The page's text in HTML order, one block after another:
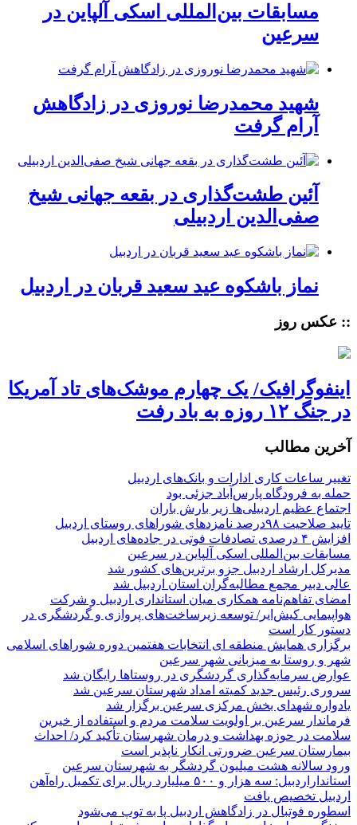
مسابقات بین‌المللی اسکی آلپاین در
سرعین
شهید محمدرضا نوروزی در زادگاهش
آرام گرفت
آئین طشت‌گذاری در بقعه جهانی شیخ
صفی‌الدین اردبیلی
نماز باشکوه عید سعید قربان در اردبیل
:: عکس روز
اینفوگرافیک/ یک چهارم موشک‌های تاد آمریکا
در جنگ ۱۲ روزه به باد رفت
آخرین مطالب
تغییر ساعات کاری ادارات و بانک‌های اردبیل
حمله به فرودگاه پارس‌‌آباد جزئی بود
اجتماع عظیم اردبیلی‌ها زیر بارش باران
تایید صلاحیت ۹۸درصد نامزدهای شوراهای روستای اردبیل
افزایش ۴ درصدی تصادفات فوتی در جاده‌های اردبیل
مسابقات بین‌المللی اسکی آلپاین در سرعین
مدیرکل ارشاد اردبیل جزو برترین‌های کشور شد
عالی دبیر مجمع مطالبه‌گران استان اردبیل شد
امضای تفاهم‌نامه همکاری میان استانداری اردبیل و شرکت
هواپیمایی کیش‌ایر/ توسعه زیرساخت‌های پروازی و گردشگری در
دستور کار است
برگزاری همایش منطقه ای انتخابات هفتمین دوره شوراهای اسلامی
شهر و روستا به میزبانی شهر سرعین
عوارض سرمایه‌گذاری گردشگری در روستاها رایگان شد
سروری رئیس جدید کمیته امداد شهرستان سرعین شد
یادواره شهدای بخش مرکزی سرعین برگزار شد
فرماندار سرعین بر اولویت سلامت مردم و استفاده از خیرین
سلامت در حوزه بهداشت و درمان شهرستان تأکید کرد/ احداث
بیمارستان سرعین ضرورتی انکار ناپذیر است
ورود سالانه هشت میلیون گردشگر به شهرستان سرعین
استانداراردبیل: سه هزار و ۵۰۰ میلیارد ریال برای تکمیل راه‌آهن
اردبیل تخصیص یافت
اسطوره فوتبال در زادگاهش اردبیل پا به توپ می‌شود